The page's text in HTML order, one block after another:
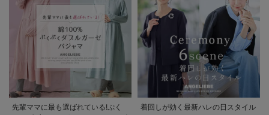
先輩ママに最も選ばれている!ぷく
着回しが効く最新ハレの日スタイル